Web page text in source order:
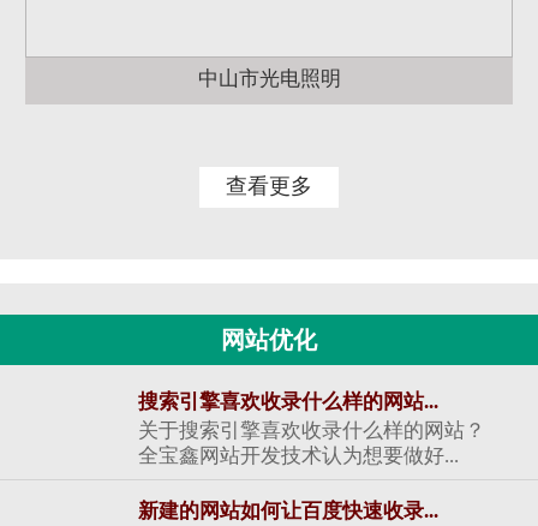
中山市光电照明
查看更多
网站优化
搜索引擎喜欢收录什么样的网站...
关于搜索引擎喜欢收录什么样的网站？
全宝鑫网站开发技术认为想要做好...
新建的网站如何让百度快速收录...